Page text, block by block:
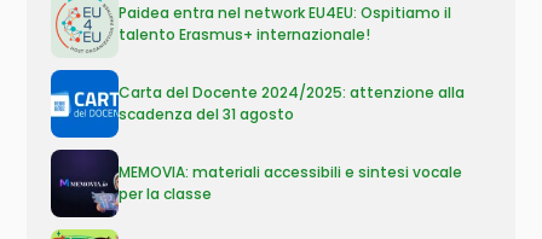
Paidea entra nel network EU4EU: Ospitiamo il
talento Erasmus+ internazionale!
Carta del Docente 2024/2025: attenzione alla
scadenza del 31 agosto
MEMOVIA: materiali accessibili e sintesi vocale
per la classe